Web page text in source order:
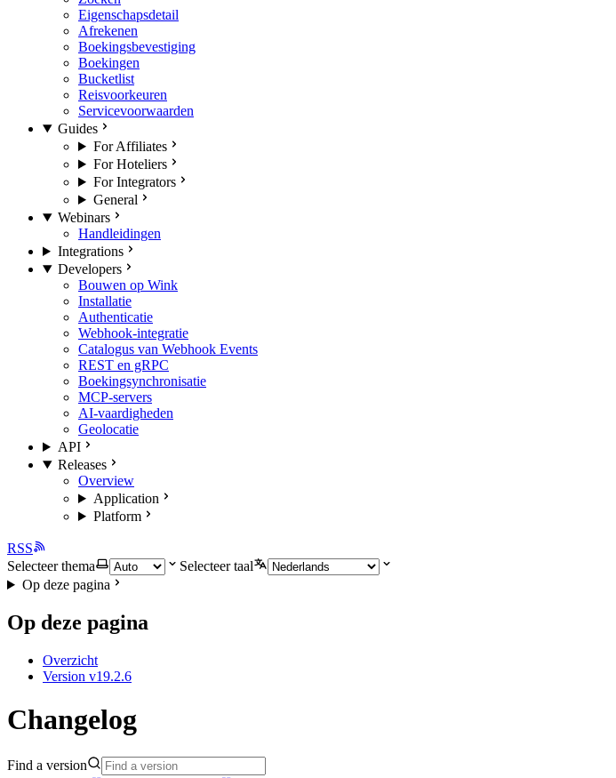
Eigenschapsdetail
Afrekenen
Boekingsbevestiging
Boekingen
Bucketlist
Reisvoorkeuren
Servicevoorwaarden
Guides
For Affiliates
For Hoteliers
For Integrators
General
Webinars
Handleidingen
Integrations
Developers
Bouwen op Wink
Installatie
Authenticatie
Webhook-integratie
Catalogus van Webhook Events
REST en gRPC
Boekingsynchronisatie
MCP-servers
AI-vaardigheden
Geolocatie
API
Releases
Overview
Application
Platform
RSS
Selecteer thema
Selecteer taal
Op deze pagina
Op deze pagina
Overzicht
Version v19.2.6
Changelog
Find a version